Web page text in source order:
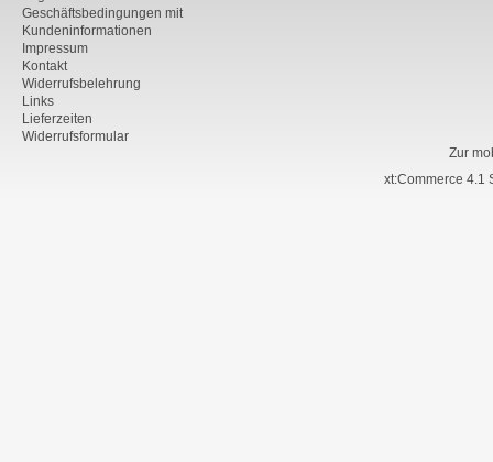
Geschäftsbedingungen mit
Kundeninformationen
Impressum
Kontakt
Widerrufsbelehrung
Links
Lieferzeiten
Widerrufsformular
Zur
xt:Commerce 4.1